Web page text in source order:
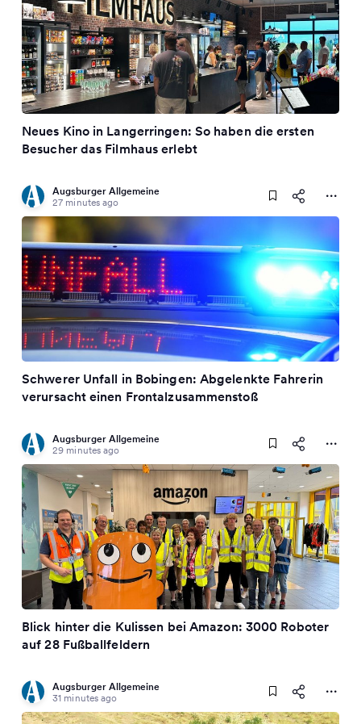
Neues Kino in Langerringen: So haben die ersten
Besucher das Filmhaus erlebt
Augsburger Allgemeine
27 minutes ago
Schwerer Unfall in Bobingen: Abgelenkte Fahrerin
verursacht einen Frontalzusammenstoß
Augsburger Allgemeine
29 minutes ago
Blick hinter die Kulissen bei Amazon: 3000 Roboter
auf 28 Fußballfeldern
Augsburger Allgemeine
31 minutes ago